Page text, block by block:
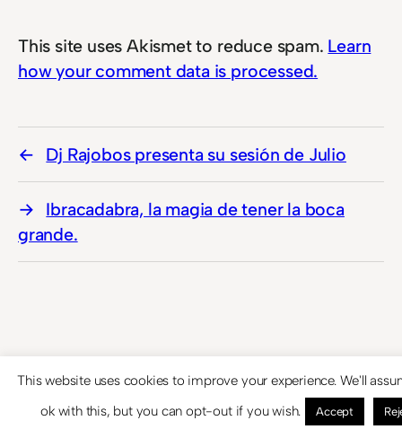
This site uses Akismet to reduce spam. Learn
how your comment data is processed.
Dj Rajobos presenta su sesión de Julio
Ibracadabra, la magia de tener la boca
grande.
This website uses cookies to improve your experience. We'll
ok with this, but you can opt-out if you wish.
Accept